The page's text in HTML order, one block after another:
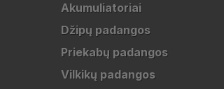
Akumuliatoriai
Džipų padangos
Priekabų padangos
Vilkikų padangos